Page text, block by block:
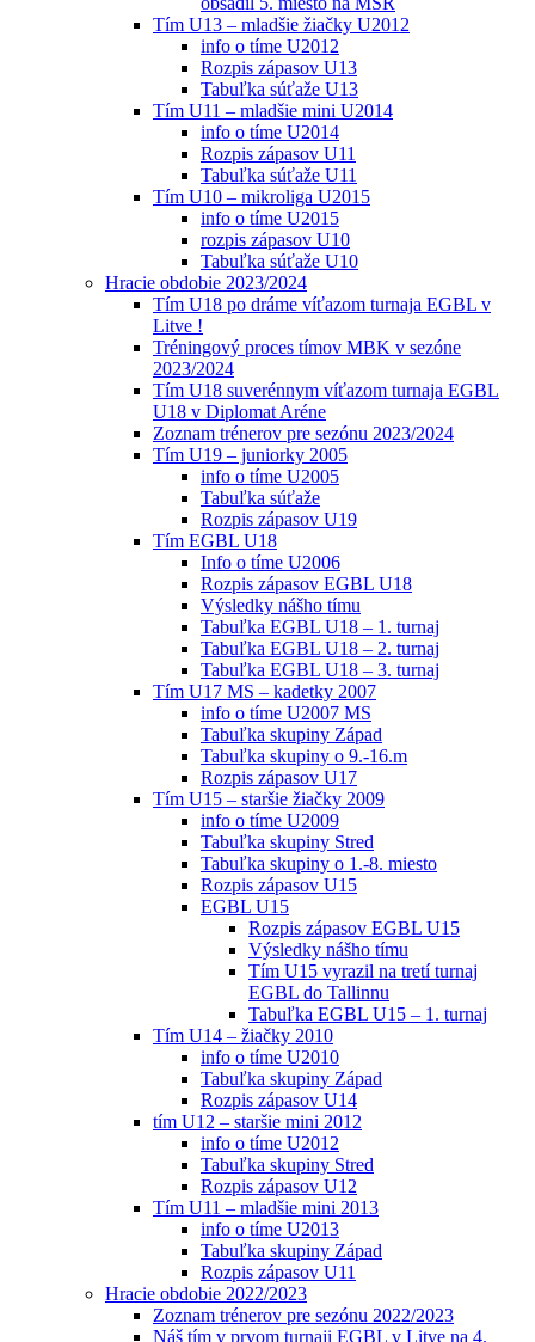
Tím U13 – mladšie žiačky U2012
info o tíme U2012
Rozpis zápasov U13
Tabuľka súťaže U13
Tím U11 – mladšie mini U2014
info o tíme U2014
Rozpis zápasov U11
Tabuľka súťaže U11
Tím U10 – mikroliga U2015
info o tíme U2015
rozpis zápasov U10
Tabuľka súťaže U10
Hracie obdobie 2023/2024
Tím U18 po dráme víťazom turnaja EGBL v
Litve !
Tréningový proces tímov MBK v sezóne
2023/2024
Tím U18 suverénnym víťazom turnaja EGBL
U18 v Diplomat Aréne
Zoznam trénerov pre sezónu 2023/2024
Tím U19 – juniorky 2005
info o tíme U2005
Tabuľka súťaže
Rozpis zápasov U19
Tím EGBL U18
Info o tíme U2006
Rozpis zápasov EGBL U18
Výsledky nášho tímu
Tabuľka EGBL U18 – 1. turnaj
Tabuľka EGBL U18 – 2. turnaj
Tabuľka EGBL U18 – 3. turnaj
Tím U17 MS – kadetky 2007
info o tíme U2007 MS
Tabuľka skupiny Západ
Tabuľka skupiny o 9.-16.m
Rozpis zápasov U17
Tím U15 – staršie žiačky 2009
info o tíme U2009
Tabuľka skupiny Stred
Tabuľka skupiny o 1.-8. miesto
Rozpis zápasov U15
EGBL U15
Rozpis zápasov EGBL U15
Výsledky nášho tímu
Tím U15 vyrazil na tretí turnaj
EGBL do Tallinnu
Tabuľka EGBL U15 – 1. turnaj
Tím U14 – žiačky 2010
info o tíme U2010
Tabuľka skupiny Západ
Rozpis zápasov U14
tím U12 – staršie mini 2012
info o tíme U2012
Tabuľka skupiny Stred
Rozpis zápasov U12
Tím U11 – mladšie mini 2013
info o tíme U2013
Tabuľka skupiny Západ
Rozpis zápasov U11
Hracie obdobie 2022/2023
Zoznam trénerov pre sezónu 2022/2023
Náš tím v prvom turnaji EGBL v Litve na 4.